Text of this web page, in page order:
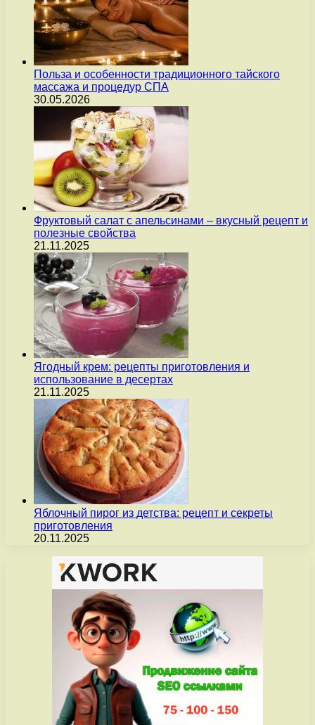
Польза и особенности традиционного тайского
массажа и процедур СПА
30.05.2026
Фруктовый салат с апельсинами – вкусный рецепт и
полезные свойства
21.11.2025
Ягодный крем: рецепты приготовления и
использование в десертах
21.11.2025
Яблочный пирог из детства: рецепт и секреты
приготовления
20.11.2025